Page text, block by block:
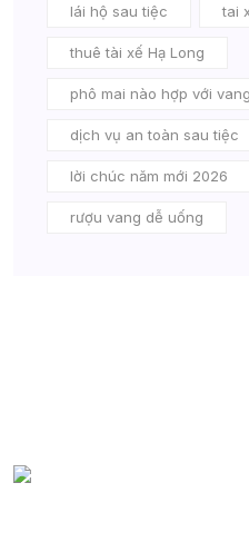
lái hộ sau tiệc tai
thuê tài xế Hạ Long
phô mai nào hợp với
dịch vụ an toàn sau tiệc
lời chúc năm mới 2026
rượu vang dễ uống